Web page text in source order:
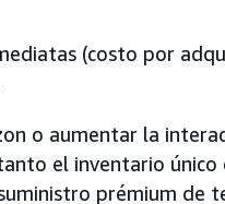
(costo por
o aumentar la
el inventario único
prémium de